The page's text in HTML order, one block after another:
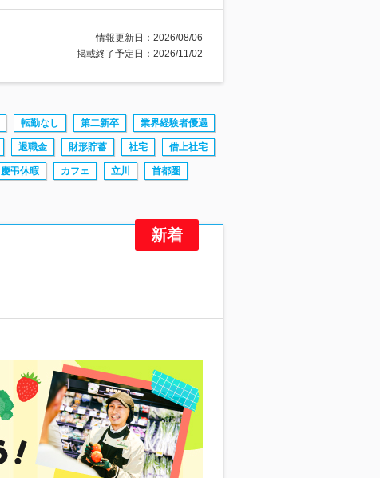
情報更新日：2026/08/06
掲載終了予定日：2026/11/02
転勤なし 第二新卒 業界経験者優遇
退職金 財形貯蓄 社宅 借上社宅
慶弔休暇 カフェ 立川 首都圏